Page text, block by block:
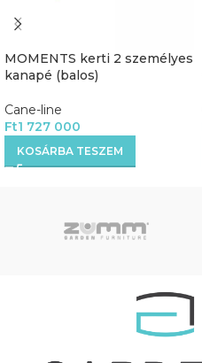
MOMENTS kerti 2 személyes
kanapé (balos)
Cane-line
Ft1 727 000
KOSÁRBA TESZEM